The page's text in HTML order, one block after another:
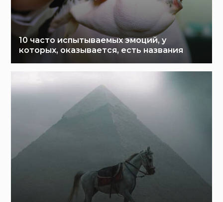
10 часто испытываемых эмоций, у
которых, оказывается, есть названия